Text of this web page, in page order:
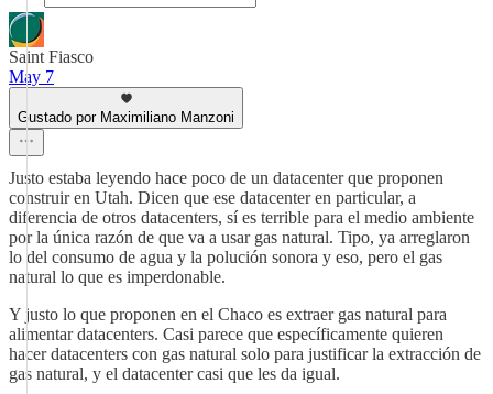
Saint Fiasco
May 7
Gustado por Maximiliano Manzoni
Justo estaba leyendo hace poco de un datacenter que proponen
construir en Utah. Dicen que ese datacenter en particular, a
diferencia de otros datacenters, sí es terrible para el medio ambiente
por la única razón de que va a usar gas natural. Tipo, ya arreglaron
lo del consumo de agua y la polución sonora y eso, pero el gas
natural lo que es imperdonable.
Y justo lo que proponen en el Chaco es extraer gas natural para
alimentar datacenters. Casi parece que específicamente quieren
hacer datacenters con gas natural solo para justificar la extracción de
gas natural, y el datacenter casi que les da igual.